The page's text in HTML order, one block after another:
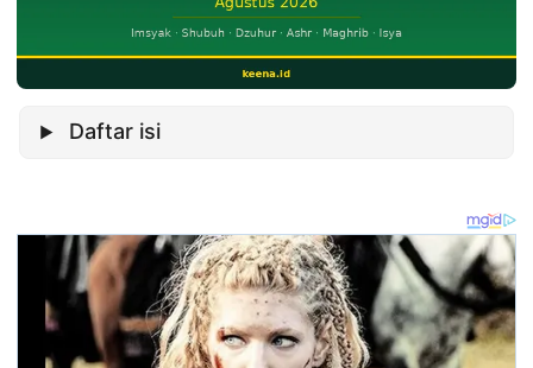
Daftar isi